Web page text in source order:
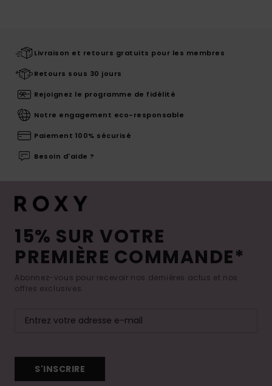
Livraison et retours gratuits pour les membres
Retours sous 30 jours
Rejoignez le programme de fidélité
Notre engagement eco-responsable
Paiement 100% sécurisé
Besoin d'aide ?
15% SUR VOTRE
PREMIÈRE COMMANDE*
Abonnez-vous pour recevoir nos dernières actus et nos
offres exclusives.
S'INSCRIRE